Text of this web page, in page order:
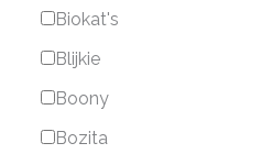
Biokat's
Blijkie
Boony
Bozita